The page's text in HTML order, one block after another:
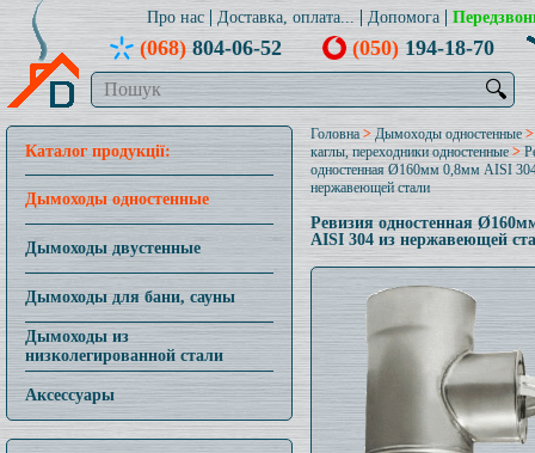
Про нас Доставка, оплата... Допомога
(068)804-06-52 (050)194-18-70
🔍
Каталог продукції:
Дымоходы одностенные
Дымоходы двустенные
Дымоходы для бани, сауны
Дымоходы из
низколегированной стали
Аксессуары
Головна > Дымоходы одностенные
каглы, переходники одностенные>
одностенная Ø160мм 0,8мм AISI
нержавеющей стали
Ревизия одностенная
AISI 304 из нержавеющей